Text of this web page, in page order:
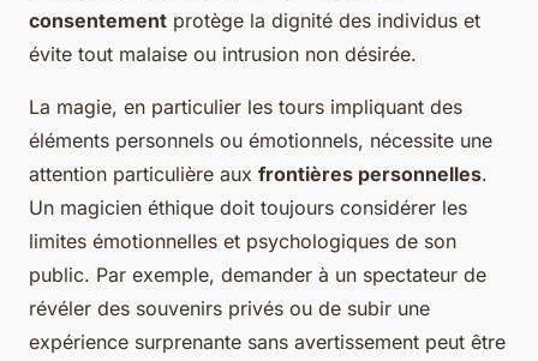
consentement protège la dignité des individus et
évite tout malaise ou intrusion non désirée.
La magie, en particulier les tours impliquant des
éléments personnels ou émotionnels, nécessite une
attention particulière aux frontières personnelles.
Un magicien éthique doit toujours considérer les
limites émotionnelles et psychologiques de son
public. Par exemple, demander à un spectateur de
révéler des souvenirs privés ou de subir une
expérience surprenante sans avertissement peut être